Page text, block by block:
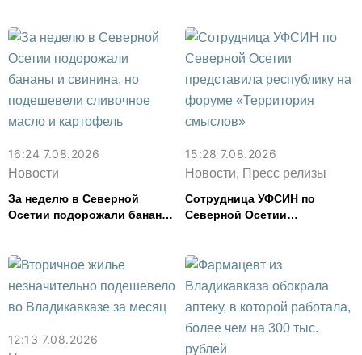
16:24 7.08.2026
Новости
За неделю в Северной
Осетии подорожали бананы
картофель
15:28 7.08.2026
Новости, Пресс релизы
Сотрудница УФСИН по
Северной Осетии
смыслов»
12:13 7.08.2026